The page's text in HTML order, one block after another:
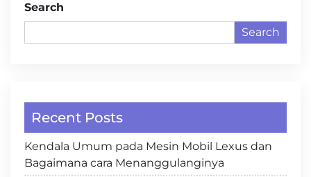
Search
Search
Recent Posts
Kendala Umum pada Mesin Mobil Lexus dan
Bagaimana cara Menanggulanginya